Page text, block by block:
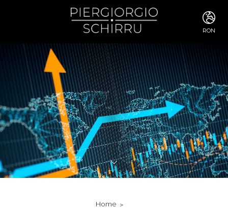
RON
FRA
DEU
ESP
RUS
CHI
JPN
SVE
POR
ARA
DUT
KOR
Home